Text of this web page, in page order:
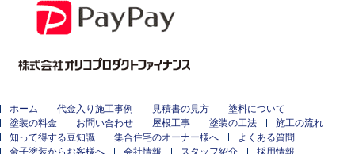
ホーム 代金入り施工事例 見積書の見方
塗料について
塗装の料金
お問い合わせ 屋根工事 塗装の工法
施工の流れ
知って得する豆知識
集合住宅のオーナー様へ
よくある質問